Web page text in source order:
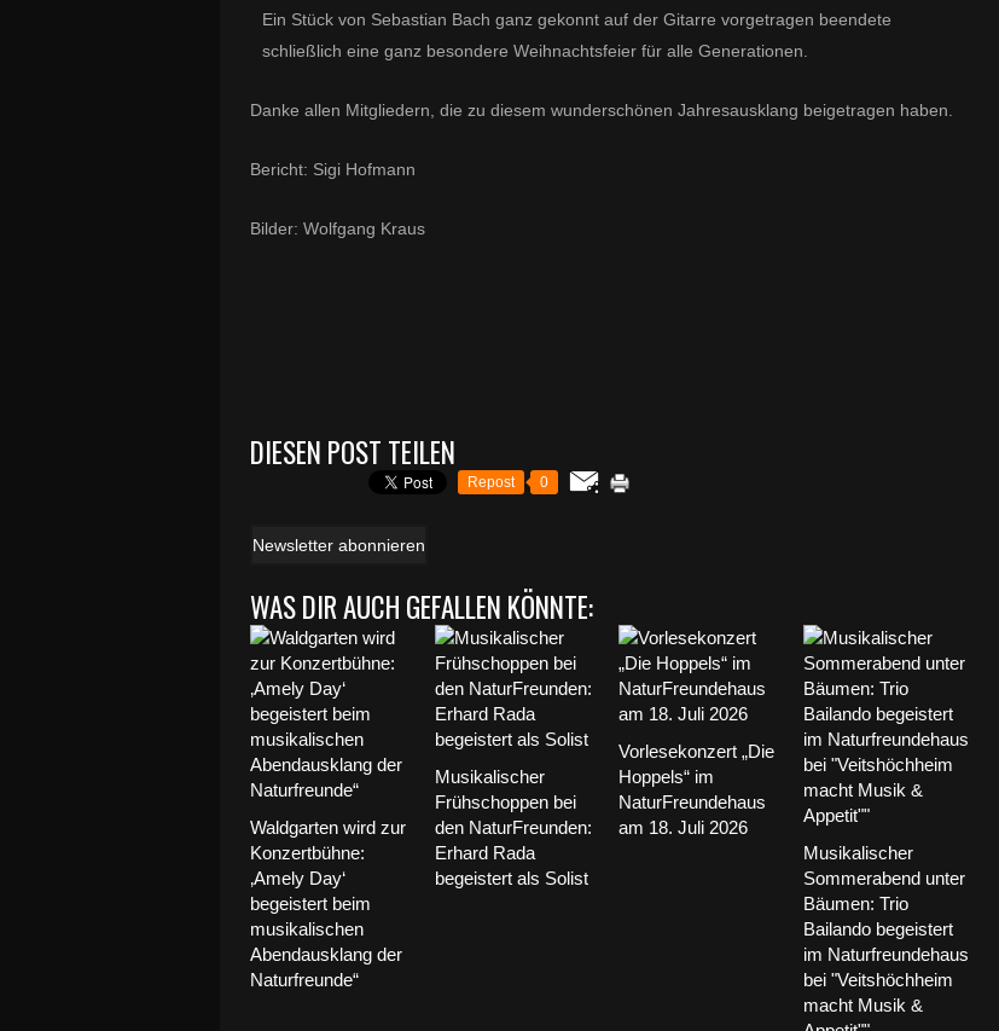
Ein Stück von Sebastian Bach ganz gekonnt auf der Gitarre vorgetragen beendete
schließlich eine ganz besondere Weihnachtsfeier für alle Generationen.
Danke allen Mitgliedern, die zu diesem wunderschönen Jahresausklang beigetragen haben.
Bericht: Sigi Hofmann
Bilder: Wolfgang Kraus
DIESEN POST TEILEN
Repost 0
Newsletter abonnieren
WAS DIR AUCH GEFALLEN KÖNNTE:
Waldgarten wird zur
Konzertbühne:
‚Amely Day‘
begeistert beim
musikalischen
Abendausklang der
Naturfreunde“
Musikalischer
Frühschoppen bei
den NaturFreunden:
Erhard Rada
begeistert als Solist
Vorlesekonzert „Die
Hoppels“ im
NaturFreundehaus
am 18. Juli 2026
Musikalischer
Sommerabend unter
Bäumen: Trio
Bailando begeistert
im Naturfreundehaus
bei "Veitshöchheim
macht Musik &